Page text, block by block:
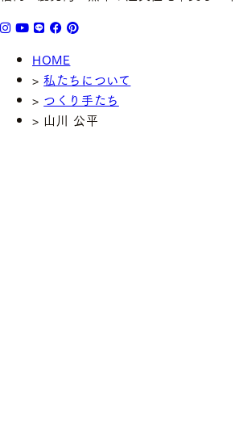
HOME
>私たちについて
> つくり手たち
> 山川 公平